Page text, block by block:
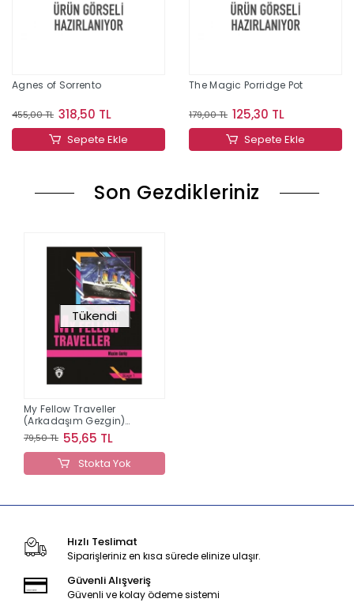
Agnes of Sorrento
455,00 TL 318,50 TL
Sepete Ekle
The Magic Porridge Pot
179,00 TL 125,30 TL
Sepete Ekle
Son Gezdikleriniz
Tükendi
My Fellow Traveller
(Arkadaşım Gezgin)
İngilizce Seviye 1
79,50 TL 55,65 TL
Stokta Yok
Hızlı Teslimat
Siparişleriniz en kısa sürede elinize ulaşır.
Güvenli Alışveriş
Güvenli ve kolay ödeme sistemi